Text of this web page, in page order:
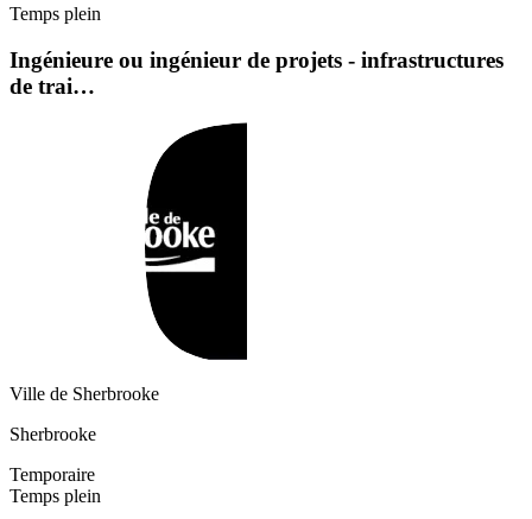
Temps plein
Ingénieure ou ingénieur de projets - infrastructures
de trai…
Ville de Sherbrooke
Sherbrooke
Temporaire
Temps plein